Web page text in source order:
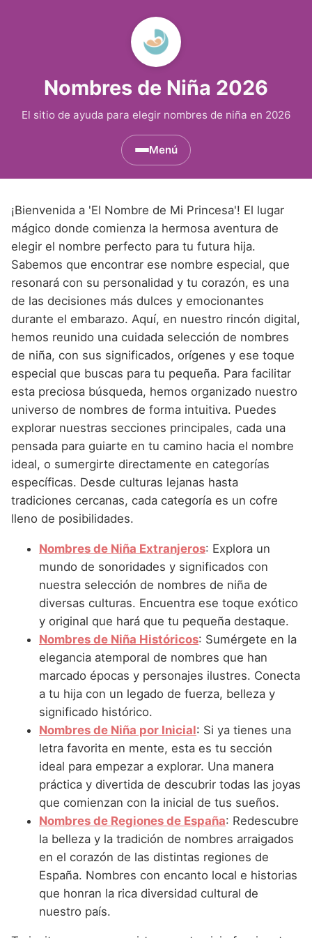
Nombres de Niña 2026
El sitio de ayuda para elegir nombres de niña en 2026
Menú
Nombres de Niña que empiezan por A
Nombres de Niña que empiezan por B
Nombres de Niña que empiezan por C
Nombres de Niña que empiezan por D
Nombres de Niña que empiezan por E
Nombres de Niña que empiezan por F
Nombres de Niña que empiezan por G
Nombres de Niña que empiezan por H
Nombres de Niña que empiezan por I
Nombres de Niña que empiezan por J
Nombres de Niña que empiezan por K
Nombres de Niña que empiezan por L
Nombres de Niña que empiezan por M
Nombres de Niña que empiezan por N
Nombres de Niña que empiezan por O
Nombres de Niña que empiezan por P
Nombres de Niña que empiezan por Q
Nombres de Niña que empiezan por R
Nombres de Niña que empiezan por S
Nombres de Niña que empiezan por T
Nombres de Niña que empiezan por U
Nombres de Niña que empiezan por V
Nombres de Niña que empiezan por W
Nombres de Niña que empiezan por X
Nombres de Niña que empiezan por Y
Nombres de Niña Históricos ▾
Nombres de Niña de Origen Biblico
Nombres de Niña Celtas
Nombres de Niña Egipcios
Nombres de Niña Griegos
Nombres de Niña Mitológicos
Nombres de Niña Romanos
Nombres de Niña Vikingos
Nombres de Niña Extranjeros ▾
Nombres de Niña Alemanes
Nombres de Niña Americanos
Nombres de Niña Chinos
Nombres de Niña Franceses
Nombres de Niña Hispanoamericanos
Nombres de Niña Ingleses
Nombres de Niña Italianos
Nombres de Niña Japoneses
Nombres de Niña Judios
Nombres de Niña Marroquies
Nombres de Niña Portugueses
Nombres de Niña Rumanos
Nombres de Niña Rusos
Nombres de Niña Suecos
Nombres de Regiones de España ▾
Nombres de Niña Andaluces
Nombres de Niña Aragoneses
Nombres de Niña Asturianos
Nombres de Niña Baleares
Nombres de Niña Canarios
Nombres de Niña Cantabros
Nombres de Niña Castellanos
Nombres de Niña Catalanes
Nombres de Niña Gallegos
Nombres de Niña Madrileños
Nombres de Niña Navarros
Nombres de Niña Riojanos
Nombres de Niña Valencianos
Buscar
¡Bienvenida a 'El Nombre de Mi Princesa'! El lugar
mágico donde comienza la hermosa aventura de
elegir el nombre perfecto para tu futura hija.
Sabemos que encontrar ese nombre especial, que
resonará con su personalidad y tu corazón, es una
de las decisiones más dulces y emocionantes
durante el embarazo. Aquí, en nuestro rincón digital,
hemos reunido una cuidada selección de nombres
de niña, con sus significados, orígenes y ese toque
especial que buscas para tu pequeña. Para facilitar
esta preciosa búsqueda, hemos organizado nuestro
universo de nombres de forma intuitiva. Puedes
explorar nuestras secciones principales, cada una
pensada para guiarte en tu camino hacia el nombre
ideal, o sumergirte directamente en categorías
específicas. Desde culturas lejanas hasta
tradiciones cercanas, cada categoría es un cofre
lleno de posibilidades.
Nombres de Niña Extranjeros: Explora un
mundo de sonoridades y significados con
nuestra selección de nombres de niña de
diversas culturas. Encuentra ese toque exótico
y original que hará que tu pequeña destaque.
Nombres de Niña Históricos: Sumérgete en la
elegancia atemporal de nombres que han
marcado épocas y personajes ilustres. Conecta
a tu hija con un legado de fuerza, belleza y
significado histórico.
Nombres de Niña por Inicial: Si ya tienes una
letra favorita en mente, esta es tu sección
ideal para empezar a explorar. Una manera
práctica y divertida de descubrir todas las joyas
que comienzan con la inicial de tus sueños.
Nombres de Regiones de España: Redescubre
la belleza y la tradición de nombres arraigados
en el corazón de las distintas regiones de
España. Nombres con encanto local e historias
que honran la rica diversidad cultural de
nuestro país.